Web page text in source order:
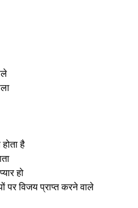
है
हो
पर विजय प्राप्त करने वाले